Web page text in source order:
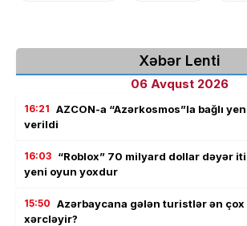
Xəbər Lenti
06 Avqust 2026
16:21 AZCON-a “Azərkosmos”la bağlı
verildi
16:03 “Roblox” 70 milyard dollar dəyər
yeni oyun yoxdur
15:50 Azərbaycana gələn turistlər ən çox
xərcləyir?